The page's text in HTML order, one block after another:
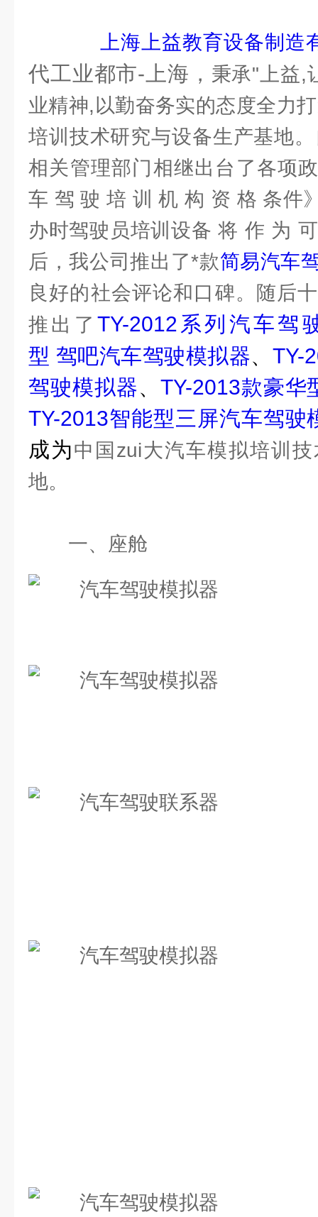
上海上益教育设备制造
代工业都市-上海， 秉承"上益,
业精神,以勤奋务实的态度全力
培训技术研究与设备生产基地
相关管理部门相继出台了各项
车 驾 驶 培 训 机 构 资 格 条件
办时驾驶员培训设备 将 作 为
后，我公司推出了*款简易汽车
良好的社会评论和口碑。随后
推出了 TY-2012 系列汽车驾
型 驾吧汽车驾驶模拟器、 TY-
驾驶模拟器、 TY-2013款豪华
TY-2013智能型三屏汽车驾驶
成为中国zui大汽车模拟培训
地。
一、座舱